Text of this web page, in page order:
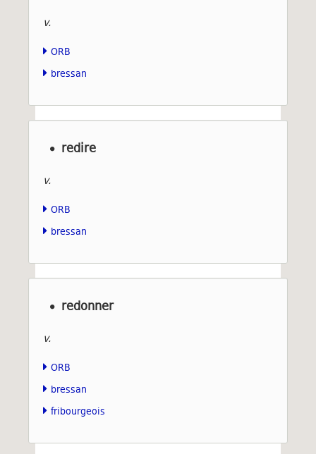
v.
ORB
bressan
redire
v.
ORB
bressan
redonner
v.
ORB
bressan
fribourgeois